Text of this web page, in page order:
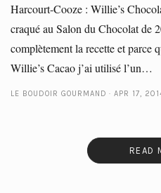
Harcourt-Cooze : Willie’s
craqué au Salon du Chocolat de
complètement la recette et parce
Willie’s Cacao j’ai utilisé l’un…
LE BOUDOIR GOURMAND APR 17,
READ